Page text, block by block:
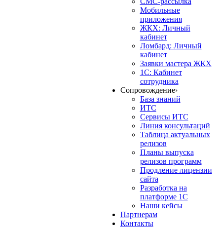
Мобильные
приложения
ЖКХ: Личный
кабинет
Ломбард: Личный
кабинет
Заявки мастера ЖКХ
1С: Кабинет
сотрудника
Сопровождение›
База знаний
ИТС
Сервисы ИТС
Линия консультаций
Таблица актуальных
релизов
Планы выпуска
релизов программ
Продление лицензии
сайта
Разработка на
платформе 1С
Наши кейсы
Партнерам
Контакты